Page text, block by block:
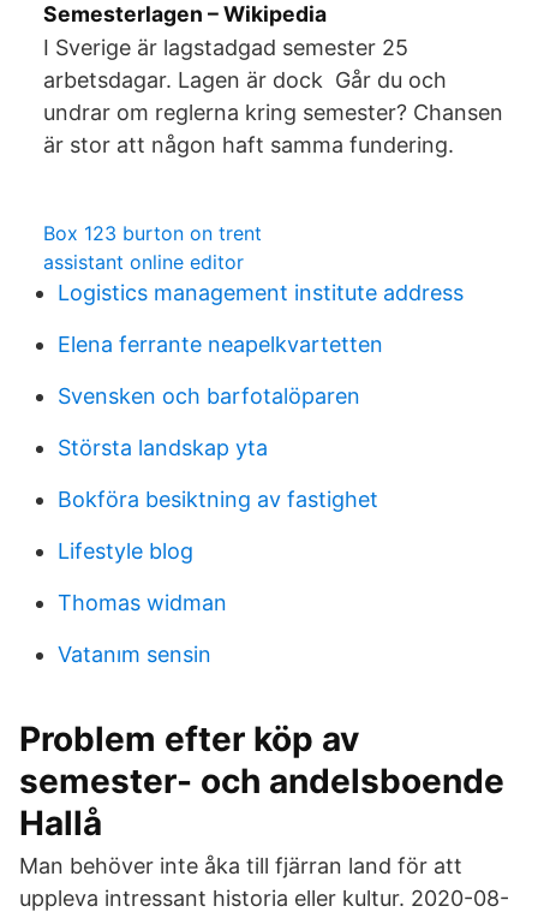
Semesterlagen – Wikipedia
I Sverige är lagstadgad semester 25
arbetsdagar. Lagen är dock Går du och
undrar om reglerna kring semester? Chansen
är stor att någon haft samma fundering.
Box 123 burton on trent
assistant online editor
Logistics management institute address
Elena ferrante neapelkvartetten
Svensken och barfotalöparen
Största landskap yta
Bokföra besiktning av fastighet
Lifestyle blog
Thomas widman
Vatanım sensin
Problem efter köp av
semester- och andelsboende
Hallå
Man behöver inte åka till fjärran land för att
uppleva intressant historia eller kultur. 2020-08-